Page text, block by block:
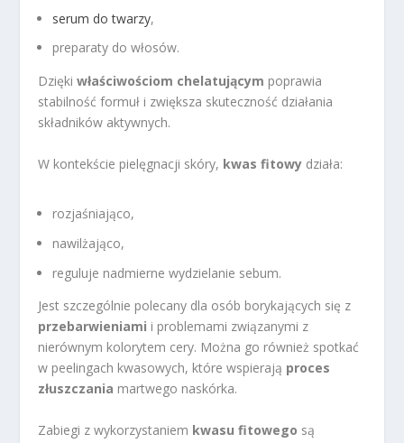
serum do twarzy,
preparaty do włosów.
Dziękiwłaściwościom chelatującym poprawia
stabilność formuł i zwiększa skuteczność działania
składników aktywnych.
W kontekście pielęgnacji skóry, kwas fitowy działa:
rozjaśniająco,
nawilżająco,
reguluje nadmierne wydzielanie sebum.
Jest szczególnie polecany dla osób borykających się z
przebarwieniami i problemami związanymi z
nierównym kolorytem cery. Można go również spotkać
w peelingach kwasowych, które wspierają proces
złuszczania martwego naskórka.
Zabiegi z wykorzystaniem kwasu fitowego są